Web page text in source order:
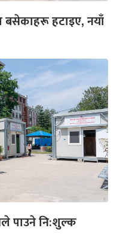
बसेकाहरू हटाइए, नयाँ
पाउने नि:शुल्क